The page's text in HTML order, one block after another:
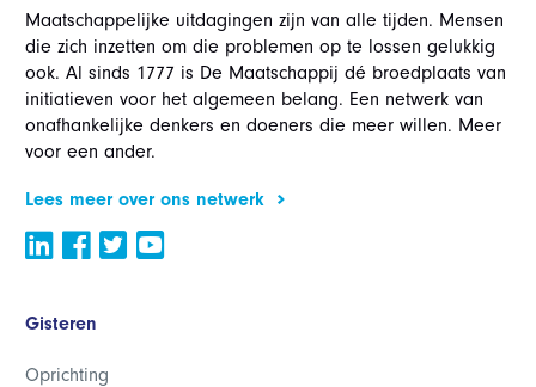
Maatschappelijke uitdagingen zijn van alle tijden. Mensen
die zich inzetten om die problemen op te lossen gelukkig
ook. Al sinds 1777 is De Maatschappij dé broedplaats van
initiatieven voor het algemeen belang. Een netwerk van
onafhankelijke denkers en doeners die meer willen. Meer
voor een ander.
Lees meer over ons netwerk
Gisteren
Oprichting